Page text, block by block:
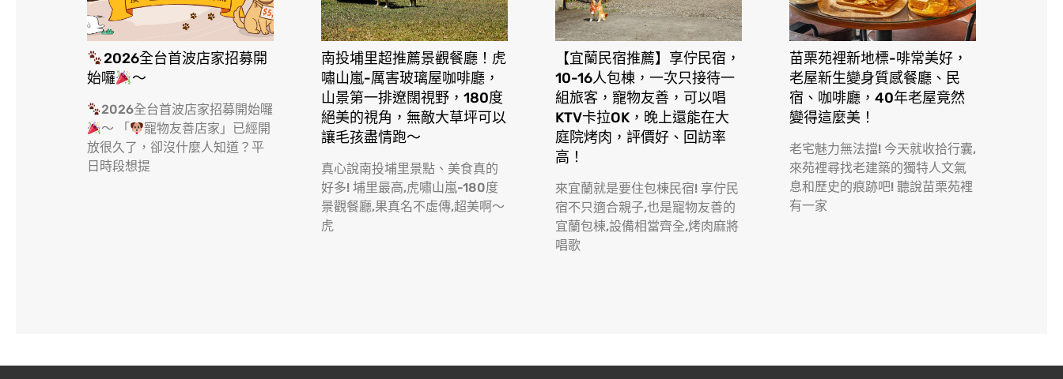
2026全台首波店家招募開
始囉
～
2026全台首波店家招募開始囉
～ 「
寵物友善店家」已經開
放很久了，卻沒什麼人知道？平
日時段想提
南投埔里超推薦景觀餐廳！虎
嘯山嵐-厲害玻璃屋咖啡廳，
山景第一排遼闊視野，180度
絕美的視角，無敵大草坪可以
讓毛孩盡情跑〜
真心說南投埔里景點、美食真的
好多! 埔里最高,虎嘯山嵐-180度
景觀餐廳,果真名不虛傳,超美啊〜
虎
【宜蘭民宿推薦】享佇民宿，
10-16人包棟，一次只接待一
組旅客，寵物友善，可以唱
KTV卡拉OK，晚上還能在大
庭院烤肉，評價好、回訪率
高！
來宜蘭就是要住包棟民宿! 享佇民
宿不只適合親子,也是寵物友善的
宜蘭包棟,設備相當齊全,烤肉麻將
唱歌
苗栗苑裡新地標-啡常美好，
老屋新生變身質感餐廳、民
宿、咖啡廳，40年老屋竟然
變得這麼美！
老宅魅力無法擋! 今天就收拾行囊,
來苑裡尋找老建築的獨特人文氣
息和歷史的痕跡吧! 聽說苗栗苑裡
有一家